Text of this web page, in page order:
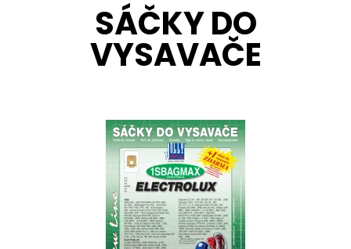
SÁČKY DO
VYSAVAČE
Sáčky do vysavače z netkané textilie 1SBAG MAX. Balení
obsahuje 4 ks textilních sáčků 1SBAG MAX, vůni do
vysavače zdarma, která krásně provoní Váš
byt, mikrofiltr a motorový filtr pro Váš vysavač.
Skladem
3027/CLA